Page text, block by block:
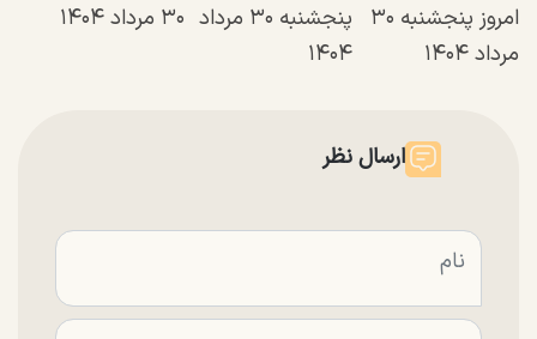
امروز پنجشنبه ۳۰
مرداد ۱۴۰۴
پنجشنبه ۳۰ مرداد
۱۴۰۴
۳۰ مرداد ۱۴۰۴
ارسال نظر